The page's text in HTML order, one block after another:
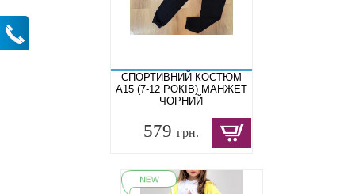
СПОРТИВНИЙ КОСТЮМ
A15 (7-12 РОКІВ) МАНЖЕТ
ЧОРНИЙ
579 грн.